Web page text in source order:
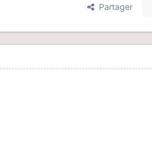
Partager